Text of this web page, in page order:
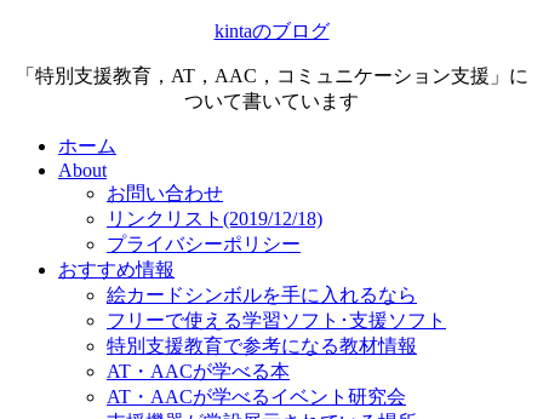
kintaのブログ
「特別支援教育，AT，AAC，コミュニケーション支援」に
ついて書いています
ホーム
About
お問い合わせ
リンクリスト(2019/12/18)
プライバシーポリシー
おすすめ情報
絵カードシンボルを手に入れるなら
フリーで使える学習ソフト･支援ソフト
特別支援教育で参考になる教材情報
AT・AACが学べる本
AT・AACが学べるイベント研究会